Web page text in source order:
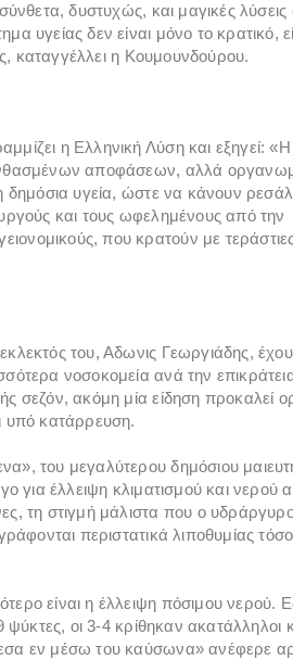
δυστυχώς, και μαγικές λύσεις
υγείας δεν είναι μόνο το κρατικό,
καταγγέλλει η Κουμουνδούρου.
η Ελληνική Λύση και εξηγεί: «Η
αποφάσεων, αλλά
δημόσια υγεία, ώστε να κάνουν
και τους ωφελημένους από την
που κρατούν με
του, Αδωνις Γεωργιάδης,
νοσοκομεία ανά την
σεζόν, ακόμη μία είδηση προκαλεί
υπό κατάρρευση.
του μεγαλύτερου δημόσιου
για έλλειψη κλιματισμού και νερού
τη στιγμή μάλιστα που ο
περιστατικά λιποθυμίας
είναι η έλλειψη πόσιμου νερού.
οι 3-4 κρίθηκαν ακατάλληλοι
εν μέσω του καύσωνα» ανέφερε